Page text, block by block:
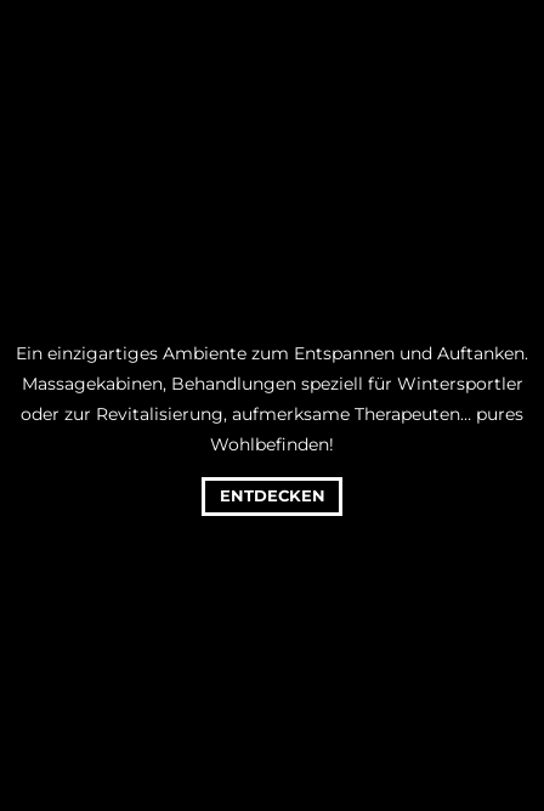
Ein einzigartiges Ambiente zum Entspannen und Auftanken.
Massagekabinen, Behandlungen speziell für Wintersportler
oder zur Revitalisierung, aufmerksame Therapeuten… pures
Wohlbefinden!
ENTDECKEN